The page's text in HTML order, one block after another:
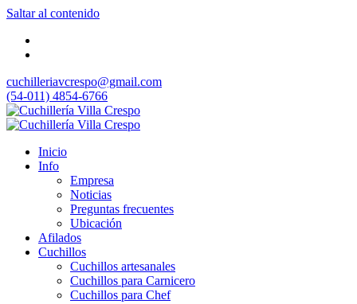
Saltar al contenido
cuchilleriavcrespo@gmail.com
(54-011) 4854-6766
Inicio
Info
Empresa
Noticias
Preguntas frecuentes
Ubicación
Afilados
Cuchillos
Cuchillos artesanales
Cuchillos para Carnicero
Cuchillos para Chef